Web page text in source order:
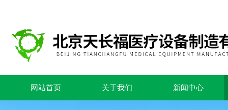
网站首页 关于我们 新闻中心